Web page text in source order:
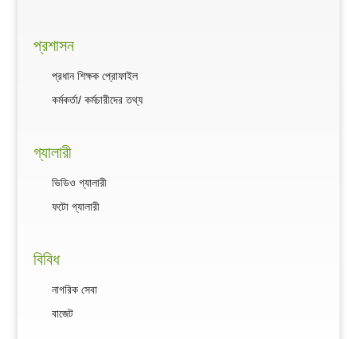
প্রশাসন
প্রধান শিক্ষক প্রোফাইল
কর্মকর্তা/ কর্মচারীদের তথ্য
গ্যালারী
ভিডিও গ্যালারী
ফটো গ্যালারী
বিবিধ
নাগরিক সেবা
বাজেট